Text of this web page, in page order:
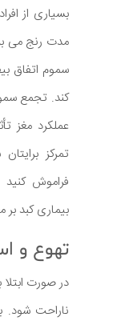
بسیاری از
مدت رنج می
سموم اتفاق
کند. تجمع
عملکرد مغز
تمرکز
فراموش کنید
بیماری کبد بر
تهوع و
در صورت
ناراحت شود.